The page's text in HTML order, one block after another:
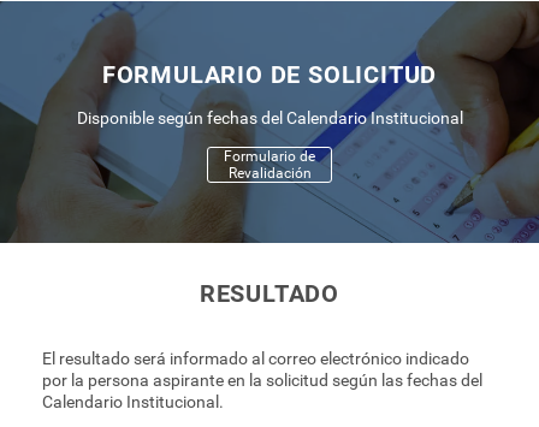
FORMULARIO DE SOLICITUD
Disponible según fechas del Calendario Institucional
Formulario de
Revalidación
RESULTADO
El resultado será informado al correo electrónico indicado
por la persona aspirante en la solicitud según las fechas del
Calendario Institucional.